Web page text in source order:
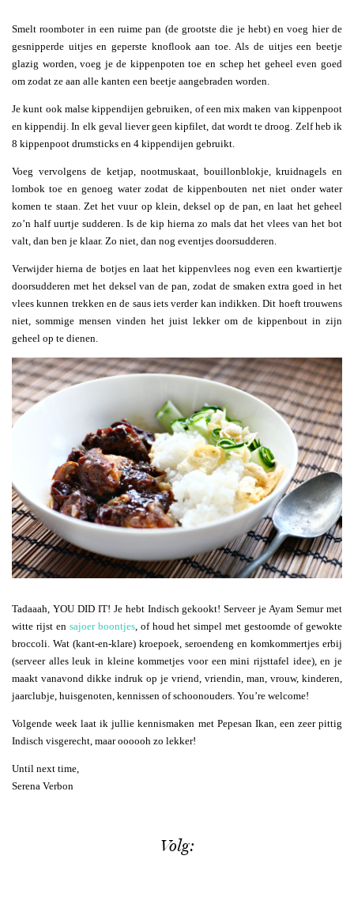
Smelt roomboter in een ruime pan (de grootste die je hebt) en voeg hier de
gesnipperde uitjes en geperste knoflook aan toe. Als de uitjes een beetje
glazig worden, voeg je de kippenpoten toe en schep het geheel even goed
om zodat ze aan alle kanten een beetje aangebraden worden.
Je kunt ook malse kippendijen gebruiken, of een mix maken van kippenpoot
en kippendij. In elk geval liever geen kipfilet, dat wordt te droog. Zelf heb ik
8 kippenpoot drumsticks en 4 kippendijen gebruikt.
Voeg vervolgens de ketjap, nootmuskaat, bouillonblokje, kruidnagels en
lombok toe en genoeg water zodat de kippenbouten net niet onder water
komen te staan. Zet het vuur op klein, deksel op de pan, en laat het geheel
zo’n half uurtje sudderen. Is de kip hierna zo mals dat het vlees van het bot
valt, dan ben je klaar. Zo niet, dan nog eventjes doorsudderen.
Verwijder hierna de botjes en laat het kippenvlees nog even een kwartiertje
doorsudderen met het deksel van de pan, zodat de smaken extra goed in het
vlees kunnen trekken en de saus iets verder kan indikken. Dit hoeft trouwens
niet, sommige mensen vinden het juist lekker om de kippenbout in zijn
geheel op te dienen.
Tadaaah, YOU DID IT! Je hebt Indisch gekookt! Serveer je Ayam Semur met
witte rijst en sajoer boontjes, of houd het simpel met gestoomde of gewokte
broccoli. Wat (kant-en-klare) kroepoek, seroendeng en komkommertjes erbij
(serveer alles leuk in kleine kommetjes voor een mini rijsttafel idee), en je
maakt vanavond dikke indruk op je vriend, vriendin, man, vrouw, kinderen,
jaarclubje, huisgenoten, kennissen of schoonouders. You’re welcome!
Volgende week laat ik jullie kennismaken met Pepesan Ikan, een zeer pittig
Indisch visgerecht, maar oooooh zo lekker!
Until next time,
Serena Verbon
Volg: